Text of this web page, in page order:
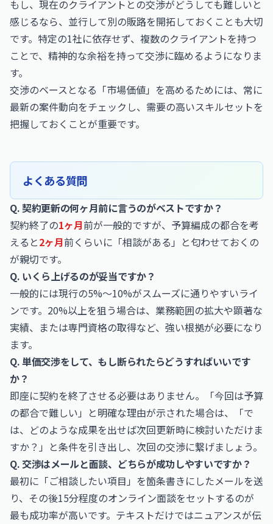
もし、現在のクライアントとの交渉がどうしても難しいと
感じるなら、並行して別の販路を開拓しておくことも大切
です。特定の1社に依存せず、複数のクライアントを持つ
ことで、精神的な余裕を持って交渉に臨めるようになりま
す。
交渉のベースとなる「市場価値」を高めるためには、常に
最新の案件動向をチェックし、需要の高いスキルセットを
把握しておくことが重要です。
よくある質問
Q. 契約更新の何ヶ月前に言うのがベストですか？
契約終了の1ヶ月前が一般的ですが、予算編成の都合を考
えると2ヶ月前くらいに「相談がある」と匂わせておくの
が親切です。
Q. いくら上げるのが妥当ですか？
一般的には現行の5%〜10%がスムーズに通りやすいライ
ンです。20%以上を狙う場合は、業務範囲の拡大や顕著な
実績、または専門資格の取得など、強い根拠が必要になり
ます。
Q. 単価交渉をして、もし断られたらどうすればいいです
か？
即座に契約を終了させる必要はありません。「今回は予算
の都合で難しい」と明確な理由が示された場合は、「で
は、どのような成果を出せば次回更新時に検討いただけま
すか？」と条件を引き出し、次回の交渉に繋げましょう。
Q. 交渉はメールと面談、どちらが成功しやすいですか？
最初に「ご相談したい項目」を箇条書きにしたメールを送
り、その後15分程度のオンライン面談をセットするのが
最も成功率が高いです。テキストだけではニュアンスが伝